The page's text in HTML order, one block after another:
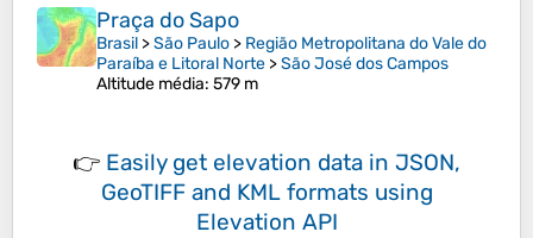
Praça do Sapo
Brasil >São Paulo > Região Metropolitana do Vale do
Paraíba e Litoral Norte >São José dos Campos
Altitude média: 579 m
👉 Easily get elevation data in JSON,
GeoTIFF and KML formats using
Elevation API